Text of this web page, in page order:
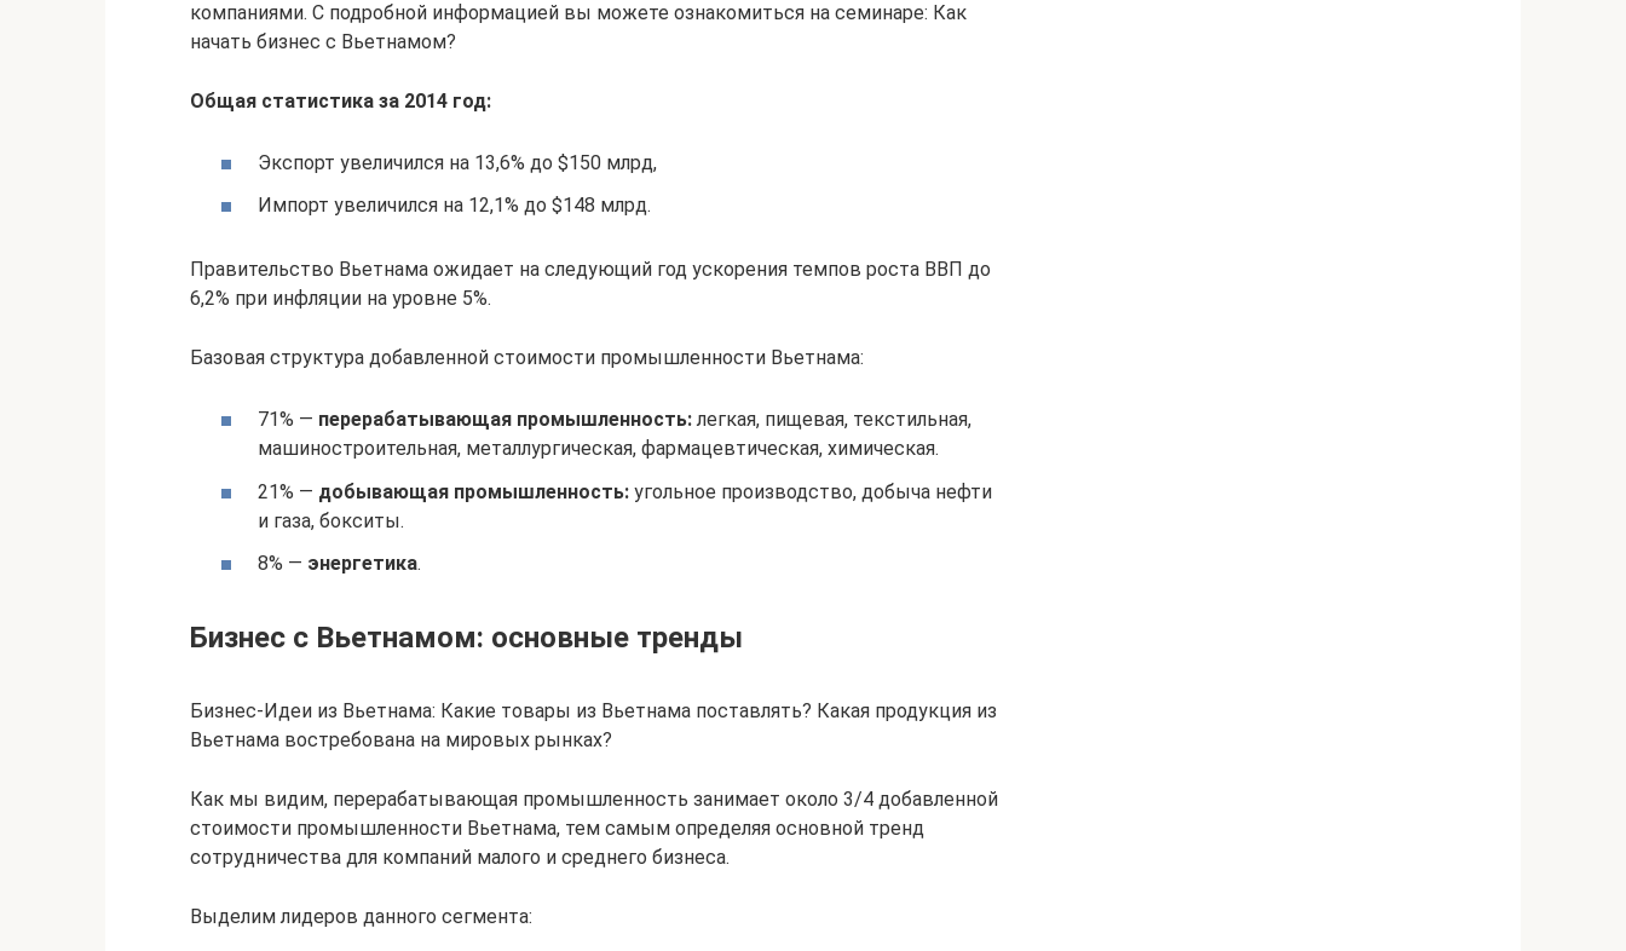
компаниями. С подробной информацией вы можете ознакомиться на семинаре: Как
начать бизнес с Вьетнамом?
Общая статистика за 2014 год:
Экспорт увеличился на 13,6% до $150 млрд,
Импорт увеличился на 12,1% до $148 млрд.
Правительство Вьетнама ожидает на следующий год ускорения темпов роста ВВП до
6,2% при инфляции на уровне 5%.
Базовая структура добавленной стоимости промышленности Вьетнама:
71% — перерабатывающая промышленность:легкая, пищевая, текстильная,
машиностроительная, металлургическая, фармацевтическая, химическая.
21% — добывающая промышленность: угольное производство, добыча нефти
и газа, бокситы.
8% — энергетика.
Бизнес с Вьетнамом: основные тренды
Бизнес-Идеи из Вьетнама: Какие товары из Вьетнама поставлять? Какая продукция из
Вьетнама востребована на мировых рынках?
Как мы видим, перерабатывающая промышленность занимает около 3/4 добавленной
стоимости промышленности Вьетнама, тем самым определяя основной тренд
сотрудничества для компаний малого и среднего бизнеса.
Выделим лидеров данного сегмента: